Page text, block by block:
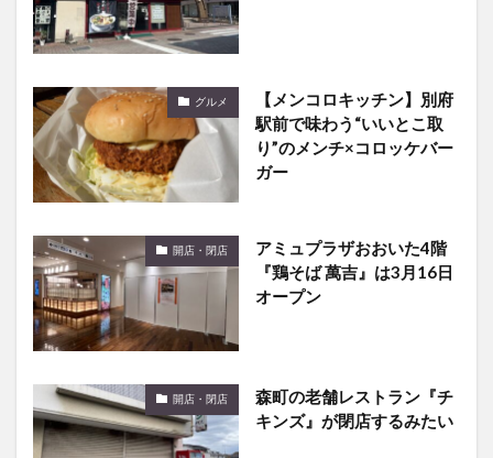
グルメ
【メンコロキッチン】別府
駅前で味わう“いいとこ取
り”のメンチ×コロッケバー
ガー
開店・閉店
アミュプラザおおいた4階
『鶏そば 萬吉』は3月16日
オープン
開店・閉店
森町の老舗レストラン『チ
キンズ』が閉店するみたい